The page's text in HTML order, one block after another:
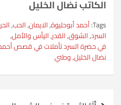
الكاتب نضال الخليل
Tags: أحمد أبوحليوة,الايمان,الحب,
السرد,الشوق,القدر,اليأس والأمل,
في حضرة السرد تأملات في قصص أحمد
نضال الخليل,وطني
تصفّح